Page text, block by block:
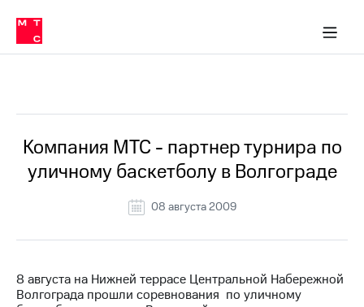
Медиа-центр
и акционерам
Устойчивое развитие
Комплаенс и деловая этика
компании
Карьера
История
компании
Руководство
Контакты
в МТС
Пресс-
релизы
о технологиях
Компания МТС - партнер турнира по
уличному баскетболу в Волгограде
08 августа 2009
8 августа на Нижней террасе Центральной Набережной
Волгограда прошли соревнования по уличному